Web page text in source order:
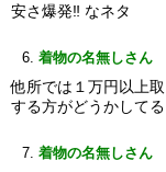
安さ爆発‼ なネタ
着物の名無しさん
他所では１万円以上
する方がどうかしてる
着物の名無しさん